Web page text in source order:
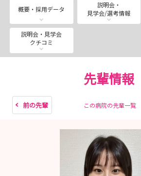
お申し込みは、マイナビ看護もしくは
りお待ちしております。
概要・採用データ
説明会・
見学会/選考情報
説明会・見学会
クチコミ
先輩情報
前の先輩 この病院の先輩一覧